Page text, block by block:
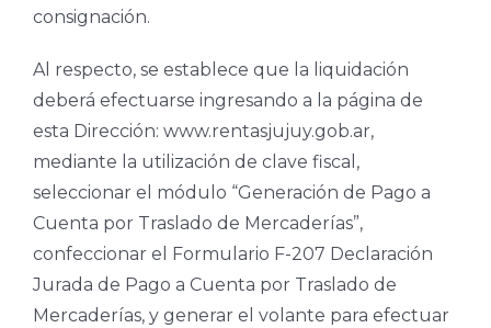
consignación.
Al respecto, se establece que la liquidación
deberá efectuarse ingresando a la página de
esta Dirección: www.rentasjujuy.gob.ar,
mediante la utilización de clave fiscal,
seleccionar el módulo “Generación de Pago a
Cuenta por Traslado de Mercaderías”,
confeccionar el Formulario F-207 Declaración
Jurada de Pago a Cuenta por Traslado de
Mercaderías, y generar el volante para efectuar